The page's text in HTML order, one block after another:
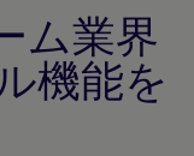
ム業界
機能を